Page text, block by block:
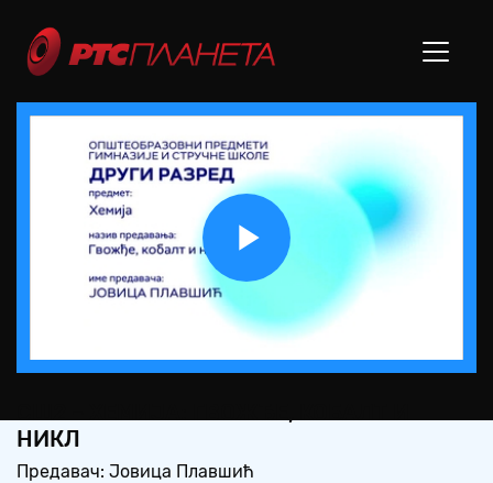
Play
Video
НИКЛ
Предавач: Јовица Плавшић